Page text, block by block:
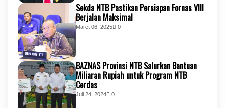
Sekda NTB Pastikan Persiapan Fornas VIII
Berjalan Maksimal
Maret 06, 2025 0
BAZNAS Provinsi NTB Salurkan Bantuan
Miliaran Rupiah untuk Program NTB
Cerdas
Juli 24, 2024 0